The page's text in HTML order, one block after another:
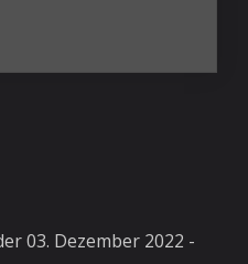
03. Dezember 2022 -